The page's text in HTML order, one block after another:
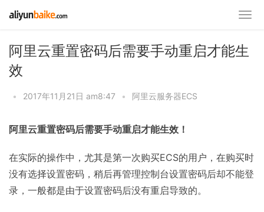
阿里云重置密码后需要手动重启才能生
效
• 2017年11月21日 am8:47 • 阿里云服务器ECS
阿里云重置密码后需要手动重启才能生效！
在实际的操作中，尤其是第一次购买ECS的用户，在购买时
没有选择设置密码，稍后再管理控制台设置密码后却不能登
录，一般都是由于设置密码后没有重启导致的。